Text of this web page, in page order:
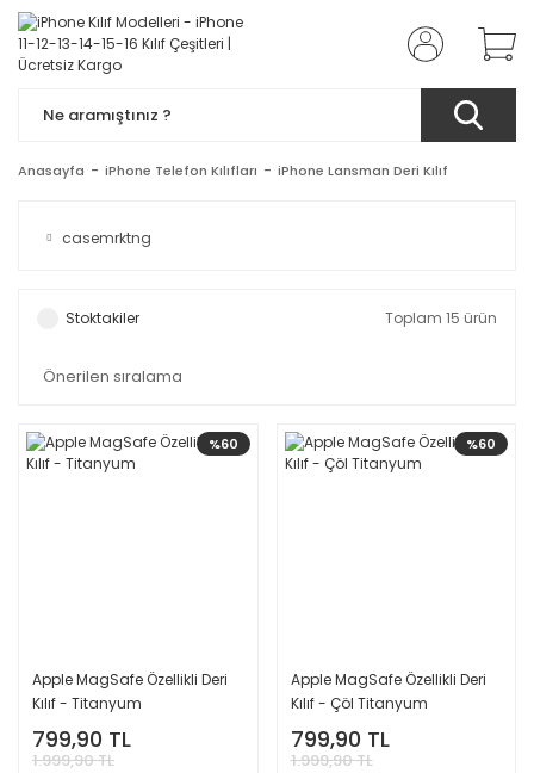
Anasayfa iPhone Telefon Kılıfları iPhone Lansman Deri Kılıf
casemrktng
Stoktakiler Toplam 15 ürün
%60
Apple MagSafe Özellikli Deri
Kılıf - Titanyum
799,90 TL
1.999,90 TL
%60
Apple MagSafe Özellikli Deri
Kılıf - Çöl Titanyum
799,90 TL
1.999,90 TL